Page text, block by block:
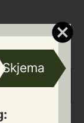
Skjema